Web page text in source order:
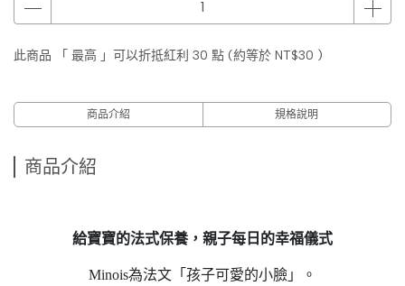
此商品 「 最高 」可以折抵紅利 30 點 (約等於 NT$30 )
商品介紹 規格說明
商品介紹
給寶寶的法式保養，親子每日的幸福儀式
Minois為法文「孩子可愛的小臉」。